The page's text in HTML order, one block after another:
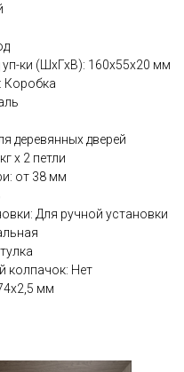
уп-ки (ШхГхВ): 160x55x20 мм
Коробка
деревянных дверей
x 2 петли
от 38 мм
Для ручной установки
колпачок: Нет
мм